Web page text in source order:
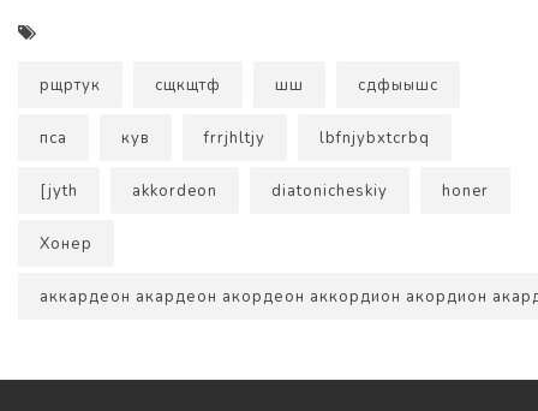
рщртук сщкщтф шш сдфыышс
пса кув frrjhltjy lbfnjybxtcrbq
[jyth akkordeon diatonicheskiy honer
Хонер
аккардеон акардеон акордеон аккордион акордион